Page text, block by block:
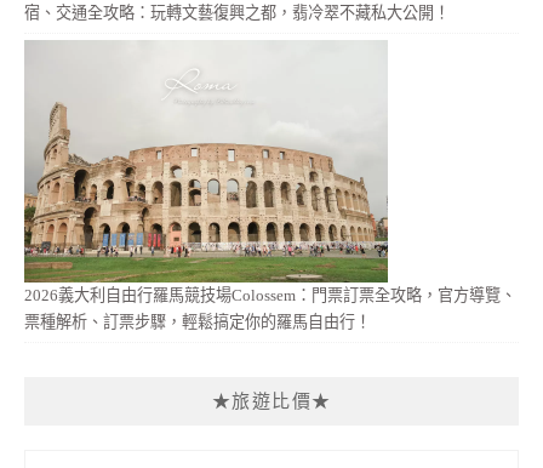
宿、交通全攻略：玩轉文藝復興之都，翡冷翠不藏私大公開！
2026義大利自由行羅馬競技場Colossem：門票訂票全攻略，官方導覽、
票種解析、訂票步驟，輕鬆搞定你的羅馬自由行！
★旅遊比價★